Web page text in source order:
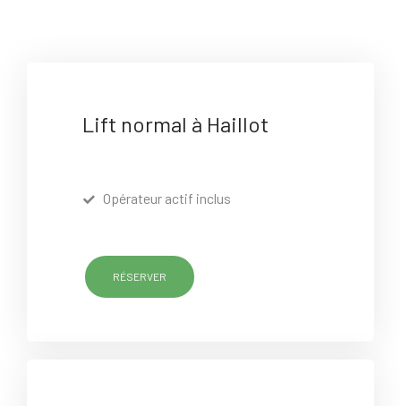
Lift normal à Haillot
Opérateur actif inclus
RÉSERVER